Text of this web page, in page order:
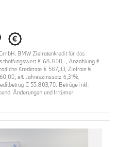
BMW Zielratenkredit für das
€ 68.800,-, Anzahlung €
Kreditrate € 587,33, Zielrate €
eff. Jahreszinssatz 6,31%,
€ 55.803,70. Beträge inkl.
Änderungen und Irrtümer